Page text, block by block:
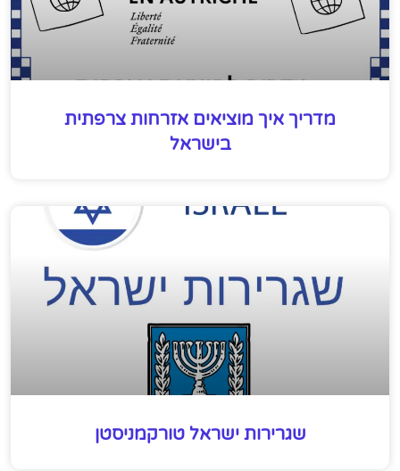
מדריך איך מוציאים אזרחות צרפתית
בישראל
שגרירות ישראל טורקמניסטן